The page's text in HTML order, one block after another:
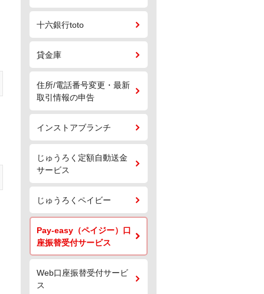
十六銀行toto
貸金庫
住所/電話番号変更・最新
取引情報の申告
インストアブランチ
じゅうろく定額自動送金
サービス
じゅうろくペイビー
Pay-easy（ペイジー）口
座振替受付サービス
Web口座振替受付サービ
ス